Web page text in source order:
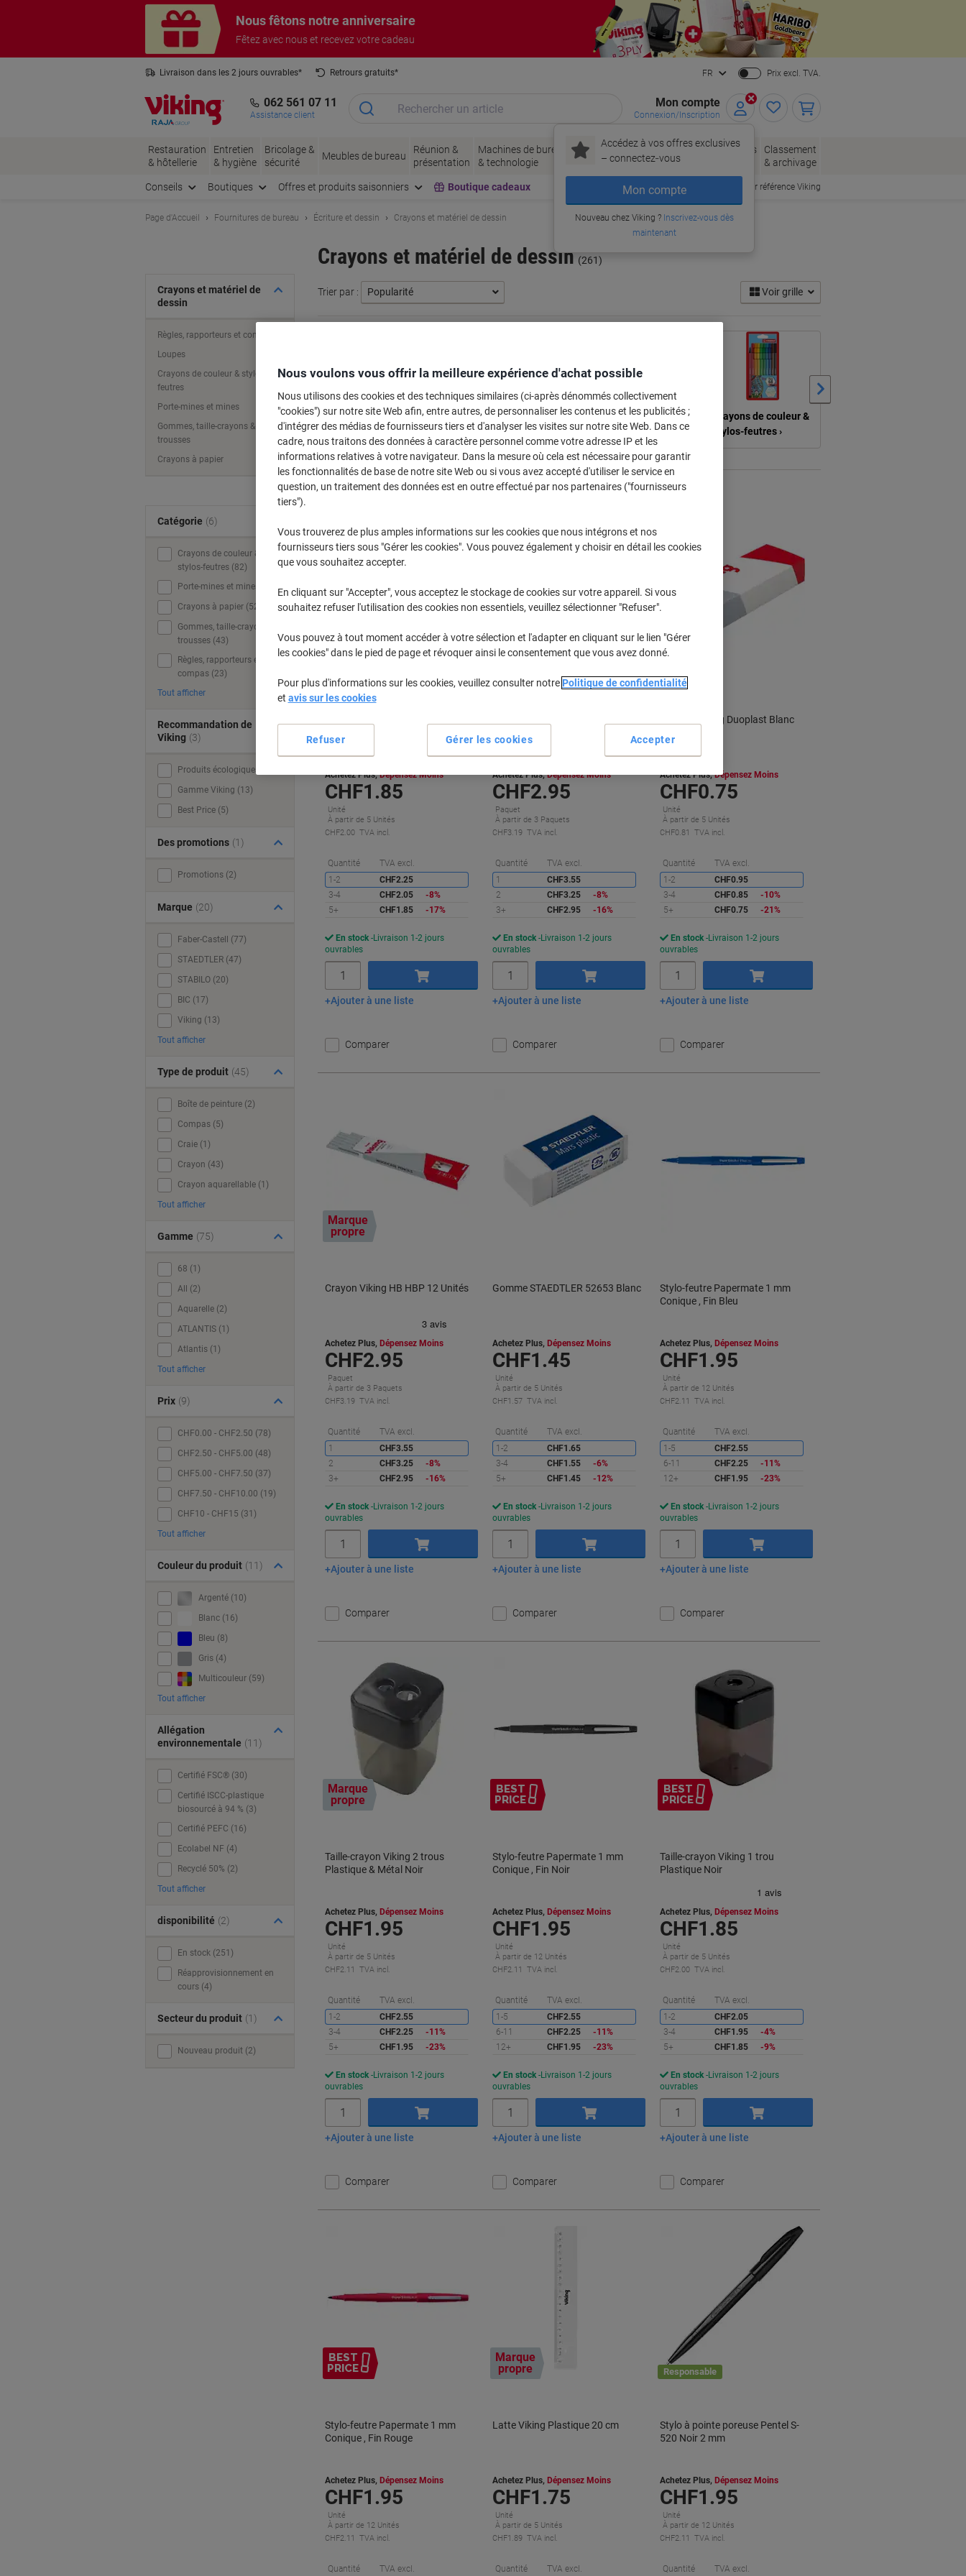
Nous fêtons notre anniversaire
Fêtez avec nous et recevez votre cadeau
Close
Livraison dans les 2 jours ouvrables*
Retrours gratuits*
FR Prix excl. TVA.
062 561 07 11
Assistance client
Mon compte
Connexion/Inscription
Accédez à vos offres exclusives
– connectez‑vous
Mon compte
Nouveau chez Viking ?Inscrivez-vous dès
maintenant
Restauration
& hôtellerie
Entretien
& hygiène
Bricolage &
sécurité
Meubles de bureau
Réunion &
présentation
Machines de bureau
& technologie
Encres
& toner
Papier, enveloppes
& emballage
Fournitures
Classement
& archivage
Conseils Boutiques Offres et produits saisonniers Boutique cadeaux Commander par référence Viking
Page d'Accueil Fournitures de bureau Écriture et dessin Crayons et matériel de dessin
Crayons et matériel de dessin (261)
Trier par : Voir grille
Crayons à papier ›
Règles, rapporteurs
et compas ›
Porte-mines et
mines ›
Crayons de couleur &
stylos-feutres ›
›
Marque
Achetez Plus,Dépensez Moins
CHF1.85
Unité
À partir de 5 Unités
CHF2.00 TVA incl.
Quantité TVA excl.
Économies
1-2
CHF2.25
3-4
CHF2.05
-8%
5+
CHF1.85 -17%
En stock Livraison 1-2 jours
ouvrables
Ajouter au panier
Ajouter à une liste
Comparer
Achetez Plus,Dépensez Moins
CHF2.95
Paquet
À partir de 3 Paquets
CHF3.19 TVA incl.
Quantité TVA excl.
Économies
1
CHF3.55
2
CHF3.25
-8%
3+
CHF2.95 -16%
En stock Livraison 1-2 jours
ouvrables
Ajouter au panier
Ajouter à une liste
Comparer
BEST
Gomme Viking Duoplast Blanc
Achetez Plus,Dépensez Moins
CHF0.75
Unité
À partir de 5 Unités
CHF0.81 TVA incl.
Quantité TVA excl.
1-2
CHF0.95
3-4
CHF0.85
-10%
5+
CHF0.75 -21%
En stock Livraison 1-2 jours
ouvrables
Ajouter au panier
Ajouter à une liste
Comparer
Marque
propre
Crayon Viking HB HBP 12 Unités
Achetez Plus, Dépensez Moins
CHF2.95
Paquet
À partir de 3 Paquets
CHF3.19 TVA incl.
Quantité TVA excl.
Économies
1
CHF3.55
2
CHF3.25
-8%
3+
CHF2.95 -16%
En stock Livraison 1-2 jours
ouvrables
Ajouter au panier
Ajouter à une liste
Comparer
Gomme STAEDTLER 52653 Blanc
Achetez Plus, Dépensez Moins
CHF1.45
Unité
À partir de 5 Unités
CHF1.57 TVA incl.
Quantité TVA excl.
Économies
1-2
CHF1.65
3-4
CHF1.55
-6%
5+
CHF1.45 -12%
En stock Livraison 1-2 jours
ouvrables
Ajouter au panier
Ajouter à une liste
Comparer
Stylo-feutre Papermate 1 mm
Conique , Fin Bleu
Achetez Plus, Dépensez Moins
CHF1.95
Unité
À partir de 12 Unités
CHF2.11 TVA incl.
Quantité TVA excl.
1-5
CHF2.55
6-11
CHF2.25
-11%
12+
CHF1.95 -23%
En stock Livraison 1-2 jours
ouvrables
Ajouter au panier
Ajouter à une liste
Comparer
Marque
propre
Taille-crayon Viking 2 trous
Plastique & Métal Noir
Achetez Plus, Dépensez Moins
CHF1.95
Unité
À partir de 5 Unités
CHF2.11 TVA incl.
Quantité TVA excl.
Économies
1-2
CHF2.55
3-4
CHF2.25
-11%
5+
CHF1.95 -23%
En stock Livraison 1-2 jours
ouvrables
Ajouter au panier
Ajouter à une liste
Comparer
BEST
PRICE
Stylo-feutre Papermate 1 mm
Conique , Fin Noir
Achetez Plus, Dépensez Moins
CHF1.95
Unité
À partir de 12 Unités
CHF2.11 TVA incl.
Quantité TVA excl.
Économies
1-5
CHF2.55
6-11
CHF2.25
-11%
12+
CHF1.95 -23%
En stock Livraison 1-2 jours
ouvrables
Ajouter au panier
Ajouter à une liste
Comparer
BEST
PRICE
Taille-crayon Viking 1 trou
Plastique Noir
Achetez Plus, Dépensez Moins
CHF1.85
Unité
À partir de 5 Unités
CHF2.00 TVA incl.
Quantité TVA excl.
1-2
CHF2.05
3-4
CHF1.95
-4%
5+
CHF1.85 -9%
En stock Livraison 1-2 jours
ouvrables
Ajouter au panier
Ajouter à une liste
Comparer
BEST
PRICE
Stylo-feutre Papermate 1 mm
Conique , Fin Rouge
Achetez Plus, Dépensez Moins
CHF1.95
Unité
À partir de 12 Unités
CHF2.11 TVA incl.
Quantité TVA excl. Économies
Marque
propre
Latte Viking Plastique 20 cm
Achetez Plus, Dépensez Moins
CHF1.75
Unité
À partir de 5 Unités
CHF1.89 TVA incl.
Quantité TVA excl. Économies
Responsable
Stylo à pointe poreuse Pentel S-
520 Noir 2 mm
Achetez Plus, Dépensez Moins
CHF1.95
Unité
À partir de 12 Unités
CHF2.11 TVA incl.
Quantité TVA excl.
Catégorie (6)
Crayons de couleur &
stylos-feutres (82)
Porte-mines et mines (57)
Crayons à papier (52)
Gommes, taille-crayons &
trousses (43)
Règles, rapporteurs et
compas (23)
Tout afficher
Recommandation de
Viking (3)
Produits écologiques (55)
Gamme Viking (13)
Best Price (5)
Des promotions (1)
Promotions (2)
Marque (20)
Faber-Castell (77)
STAEDTLER (47)
STABILO (20)
BIC (17)
Viking (13)
Tout afficher
Type de produit (45)
Boîte de peinture (2)
Compas (5)
Craie (1)
Crayon (43)
Crayon aquarellable (1)
Tout afficher
Gamme (75)
68 (1)
All (2)
Aquarelle (2)
ATLANTIS (1)
Atlantis (1)
Tout afficher
Prix (9)
CHF0.00 - CHF2.50 (78)
CHF2.50 - CHF5.00 (48)
CHF5.00 - CHF7.50 (37)
CHF7.50 - CHF10.00 (19)
CHF10 - CHF15 (31)
Tout afficher
Couleur du produit (11)
Argenté (10)
Blanc (16)
Bleu (8)
Gris (4)
Multicouleur (59)
Tout afficher
Allégation
environnementale (11)
Certifié FSC® (30)
Certifié ISCC-plastique
biosourcé à 94 % (3)
Certifié PEFC (16)
Ecolabel NF (4)
Recyclé 50% (2)
Tout afficher
disponibilité (2)
En stock (251)
Réapprovisionnement en
cours (4)
Secteur du produit (1)
Nouveau produit (2)
Crayons et matériel de
dessin
Règles, rapporteurs et compas
Loupes
Crayons de couleur & stylos-
feutres
Porte-mines et mines
Gommes, taille-crayons &
trousses
Crayons à papier
Nous voulons vous offrir la meilleure expérience d'achat possible
Nous utilisons des cookies et des techniques similaires (ci-après dénommés collectivement
"cookies") sur notre site Web afin, entre autres, de personnaliser les contenus et les publicités ;
d'intégrer des médias de fournisseurs tiers et d'analyser les visites sur notre site Web. Dans ce
cadre, nous traitons des données à caractère personnel comme votre adresse IP et les
informations relatives à votre navigateur. Dans la mesure où cela est nécessaire pour garantir
les fonctionnalités de base de notre site Web ou si vous avez accepté d'utiliser le service en
question, un traitement des données est en outre effectué par nos partenaires ("fournisseurs
tiers").
Vous trouverez de plus amples informations sur les cookies que nous intégrons et nos
fournisseurs tiers sous "Gérer les cookies". Vous pouvez également y choisir en détail les cookies
que vous souhaitez accepter.
En cliquant sur "Accepter", vous acceptez le stockage de cookies sur votre appareil. Si vous
souhaitez refuser l'utilisation des cookies non essentiels, veuillez sélectionner "Refuser".
Vous pouvez à tout moment accéder à votre sélection et l'adapter en cliquant sur le lien "Gérer
les cookies" dans le pied de page et révoquer ainsi le consentement que vous avez donné.
Pour plus d'informations sur les cookies, veuillez consulter notre Politique de confidentialité
et avis sur les cookies
Gérer les cookies
Refuser Accepter